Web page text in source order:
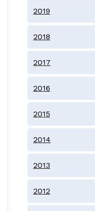
2019
2018
2017
2016
2015
2014
2013
2012